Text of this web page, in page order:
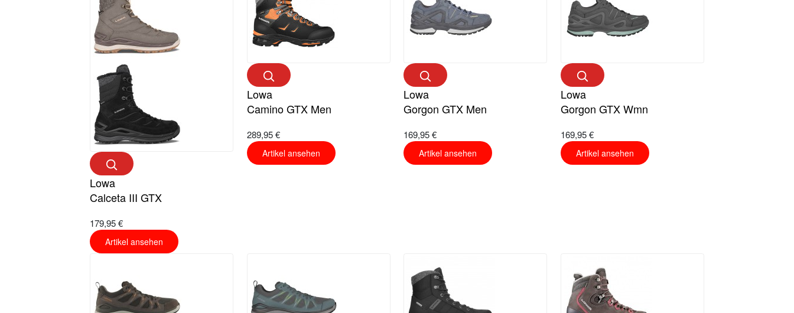
Lowa
Calceta III GTX
179,95 €
Artikel ansehen
Lowa
Camino GTX Men
289,95 €
Artikel ansehen
Lowa
Gorgon GTX Men
169,95 €
Artikel ansehen
Lowa
Gorgon GTX Wmn
169,95 €
Artikel ansehen